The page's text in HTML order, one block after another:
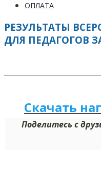
ОПЛАТА
РЕЗУЛЬТАТЫ
ДЛЯ ПЕДАГОГОВ ЗА
Скачать
Поделитесь с